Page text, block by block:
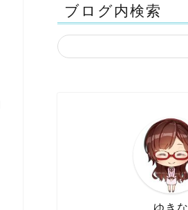
ブログ内検索
ゆきな